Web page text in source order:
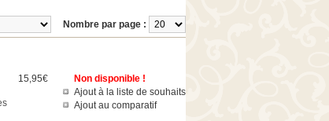
Nombre par page :
Non disponible !
Ajout à la liste de souhaits
Ajout au comparatif
15,95€